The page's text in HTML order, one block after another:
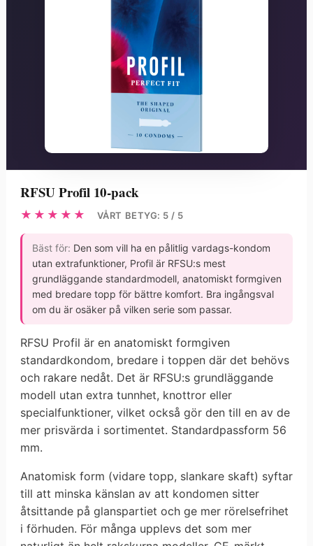
RFSU Profil 10-pack
★★★★★ VÅRT BETYG: 5 / 5
Bäst för: Den som vill ha en pålitlig vardags-kondom
utan extrafunktioner, Profil är RFSU:s mest
grundläggande standardmodell, anatomiskt formgiven
med bredare topp för bättre komfort. Bra ingångsval
om du är osäker på vilken serie som passar.
RFSU Profil är en anatomiskt formgiven
standardkondom, bredare i toppen där det behövs
och rakare nedåt. Det är RFSU:s grundläggande
modell utan extra tunnhet, knottror eller
specialfunktioner, vilket också gör den till en av de
mer prisvärda i sortimentet. Standardpassform 56
mm.
Anatomisk form (vidare topp, slankare skaft) syftar
till att minska känslan av att kondomen sitter
åtsittande på glanspartiet och ge mer rörelsefrihet
i förhuden. För många upplevs det som mer